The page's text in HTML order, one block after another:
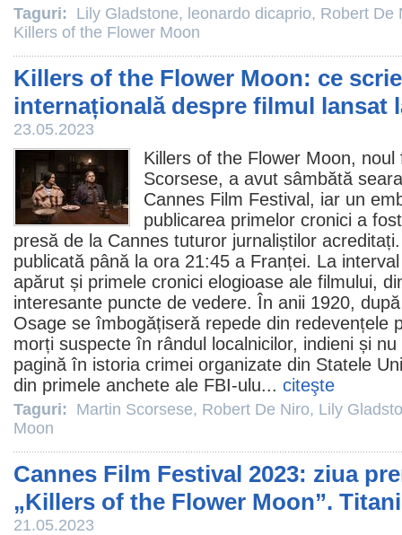
Taguri: Lily Gladstone, leonardo dicaprio, Robert De
Killers of the Flower Moon
Killers of the Flower Moon: ce
internațională despre filmul lansat
23.05.2023
Killers of the Flower Moon, noul
Scorsese, a avut sâmbătă
Cannes Film Festival, iar un
publicarea primelor cronici a
presă de la Cannes tuturor jurnaliștilor
publicată până la ora 21:45 a Franței. La
apărut și primele cronici elogioase ale filmului,
interesante puncte de vedere. În anii 1920,
Osage se îmbogățiseră repede din redevențele
morți suspecte în rândul localnicilor, indieni și
pagină în istoria crimei organizate din Statele
din primele anchete ale FBI-ulu... citeşte
Taguri: Martin Scorsese, Robert De Niro, Lily
Moon
Cannes Film Festival 2023: ziua
„Killers of the Flower Moon”.
21.05.2023